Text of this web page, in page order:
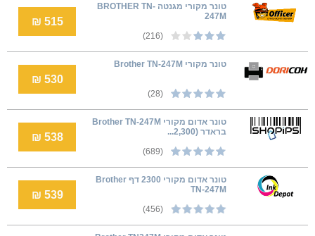
טונר מקורי מגנטה BROTHER TN-
247M
(216)
515 ₪
טונר מקורי Brother TN-247M
(28)
530 ₪
טונר אדום מקורי Brother TN-247M
בראדר (2,300...
(689)
538 ₪
טונר אדום מקורי 2300 דף Brother
TN-247M
(456)
539 ₪